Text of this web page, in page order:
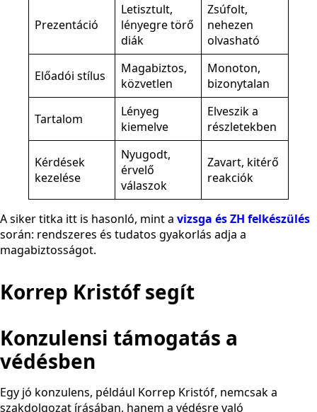
Prezentáció
Letisztult,
lényegre törő
diák
Zsúfolt,
nehezen
olvasható
Előadói stílus
Magabiztos,
közvetlen
Monoton,
bizonytalan
Tartalom
Lényeg
kiemelve
Elveszik a
részletekben
Kérdések
kezelése
Nyugodt,
érvelő
válaszok
Zavart, kitérő
reakciók
A siker titka itt is hasonló, mint a vizsga és ZH felkészülés
során: rendszeres és tudatos gyakorlás adja a
magabiztosságot.
Korrep Kristóf segít
Konzulensi támogatás a
védésben
Egy jó konzulens, például Korrep Kristóf, nemcsak a
szakdolgozat írásában, hanem a védésre való